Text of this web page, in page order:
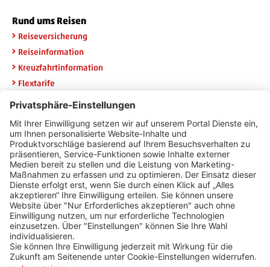
Rund ums Reisen
Reiseversicherung
Reiseinformation
Kreuzfahrtinformation
Flextarife
Widerruf HanseMerkur
Newsletteranmeldung
Erhalten Sie die neuesten Angebote per E-Mail und sichern Sie
sich 20 Euro Urlaubsgeld.
E-Mail Adresse